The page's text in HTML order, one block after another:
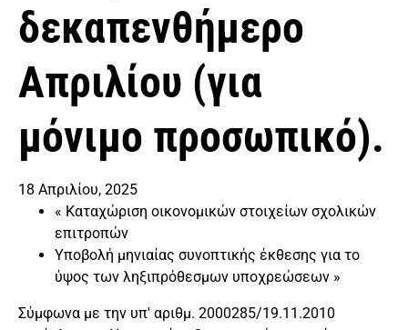
δεκαπενθήμερο
Απριλίου (για
μόνιμο προσωπικό).
18 Απριλίου, 2025
« Καταχώριση οικονομικών στοιχείων σχολικών
επιτροπών
Υποβολή μηνιαίας συνοπτικής έκθεσης για το
ύψος των ληξιπρόθεσμων υποχρεώσεων »
Σύμφωνα με την υπ' αριθμ. 2000285/19.11.2010